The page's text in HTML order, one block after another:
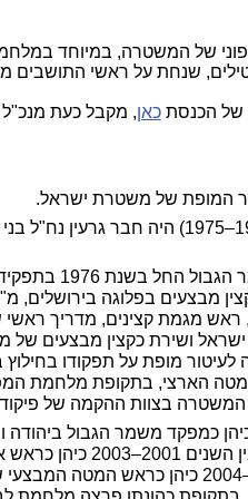
של המשטרה, במיוחד
שנחת על ראשי התושבים
של הכנסתכאן, מקבל כעת
המופת של משטרת ישראל.
שבהרי ירושלים, שם גדל והתחנך. בשרותו הצבאי (1972–1975) היה חבר גרעין נח"ל בני
מצה"ל השתחרר בדרגת רס"ן, לאחר תפקיד מפקד פלוגה. את שירותו במשמר הגבול החל בשנת
מבצעים בפלוגה בירושלים,
ראש מגמת קצינים, מדריך
של יהודה ושומרון. בשנת 1986 עבר למשטרת ישראל ושירת כקצין
תחנת אשקלון וזכה לעיטור מופת על תפקודו
מבצעים במטה הארצי, בתקופת מלחמת
1996 חזר רונן למשמר הגבול והועלה לדרגת תת-ניצב. עד שנת 2000 כיהן כמפקד משמר
בשנת 2000 הועלה לדרגת ניצב ומונה לסגן וממלא מקום מפקד מחוז מרכז. בין
מבצעים של משטרת ישראל (בתקופת האינתיפדה השנייה). בין השנים 2003–2004